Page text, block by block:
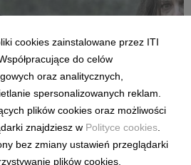
odcinka trzeciego
Dead: Dead City” już
uniwersum żywych trupów
i Negana. Od 27 lipca w
cookies zainstalowane przez ITI
do celów
oraz analitycznych,
spersonalizowanych reklam.
plików cookies oraz możliwości
znajdziesz w Polityce cookies
bez zmiany ustawień przeglądarki
plików cookies.